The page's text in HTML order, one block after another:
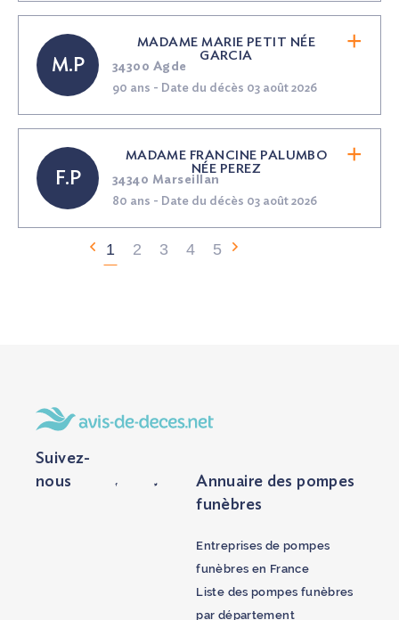
M.P
MADAME MARIE PETIT NÉE
GARCIA
34300 Agde
90 ans - Date du décès 03 août 2026
F.P
MADAME FRANCINE PALUMBO
NÉE PEREZ
34340 Marseillan
80 ans - Date du décès 03 août 2026
1 2 3 4 5
Suivez-
nous
Annuaire des pompes
funèbres
Entreprises de pompes
funèbres en France
Liste des pompes funèbres
par département